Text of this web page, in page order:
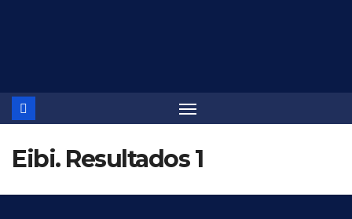
Eibi. Resultados 1